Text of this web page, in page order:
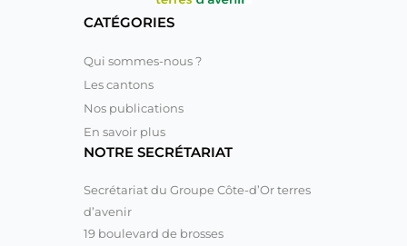
CATÉGORIES
Qui sommes-nous ?
Les cantons
Nos publications
En savoir plus
NOTRE SECRÉTARIAT
Secrétariat du Groupe Côte-d’Or terres
d’avenir
19 boulevard de brosses